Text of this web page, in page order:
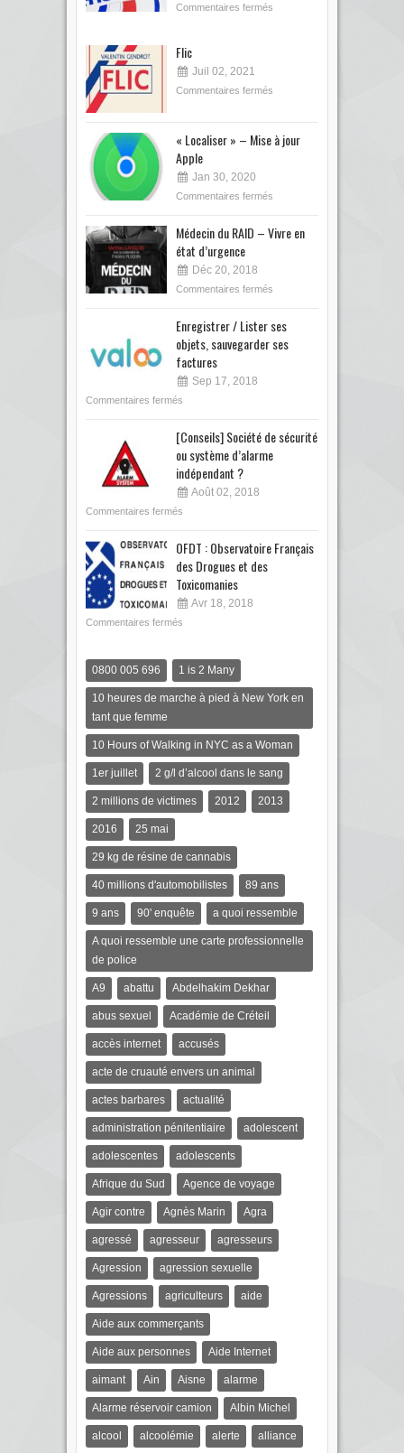
Commentaires fermés
Flic
Juil 02, 2021
Commentaires fermés
« Localiser » – Mise à jour
Apple
Jan 30, 2020
Commentaires fermés
Médecin du RAID – Vivre en
état d’urgence
Déc 20, 2018
Commentaires fermés
Enregistrer / Lister ses
objets, sauvegarder ses
factures
Sep 17, 2018
Commentaires fermés
[Conseils] Société de sécurité
ou système d’alarme
indépendant ?
Août 02, 2018
Commentaires fermés
OFDT : Observatoire Français
des Drogues et des
Toxicomanies
Avr 18, 2018
Commentaires fermés
0800 005 696 1 is 2 Many
10 heures de marche à pied à New York en
tant que femme
10 Hours of Walking in NYC as a Woman
1er juillet 2 g/l d’alcool dans le sang
2 millions de victimes 2012 2013
2016 25 mai
29 kg de résine de cannabis
40 millions d'automobilistes 89 ans
9 ans 90' enquête a quoi ressemble
A quoi ressemble une carte professionnelle
de police
A9 abattu Abdelhakim Dekhar
abus sexuel Académie de Créteil
accès internet accusés
acte de cruauté envers un animal
actes barbares actualité
administration pénitentiaire adolescent
adolescentes adolescents
Afrique du Sud Agence de voyage
Agir contre Agnès Marin Agra
agressé agresseur agresseurs
Agression agression sexuelle
Agressions agriculteurs aide
Aide aux commerçants
Aide aux personnes Aide Internet
aimant Ain Aisne alarme
Alarme réservoir camion Albin Michel
alcool alcoolémie alerte alliance